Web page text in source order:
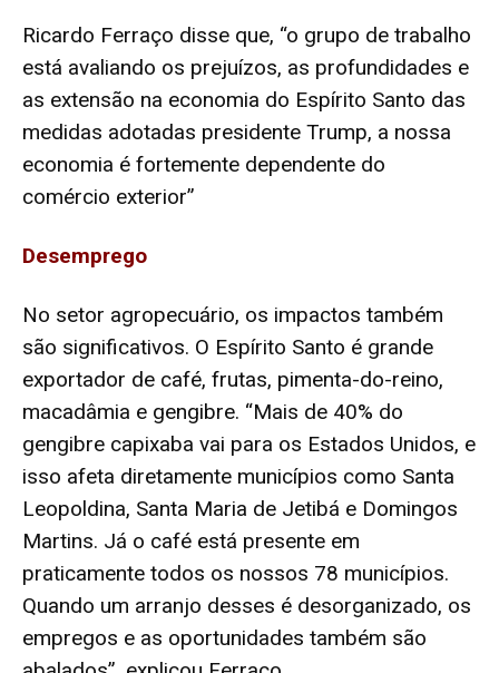
Ricardo Ferraço disse que, “o grupo de trabalho
está avaliando os prejuízos, as profundidades e
as extensão na economia do Espírito Santo das
medidas adotadas presidente Trump, a nossa
economia é fortemente dependente do
comércio exterior”
Desemprego
No setor agropecuário, os impactos também
são significativos. O Espírito Santo é grande
exportador de café, frutas, pimenta-do-reino,
macadâmia e gengibre. “Mais de 40% do
gengibre capixaba vai para os Estados Unidos, e
isso afeta diretamente municípios como Santa
Leopoldina, Santa Maria de Jetibá e Domingos
Martins. Já o café está presente em
praticamente todos os nossos 78 municípios.
Quando um arranjo desses é desorganizado, os
empregos e as oportunidades também são